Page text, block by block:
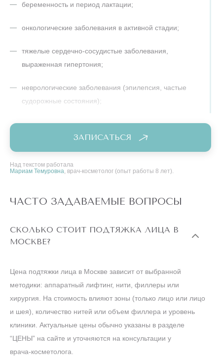
беременность и период лактации;
онкологические заболевания в активной стадии;
тяжелые сердечно‑сосудистые заболевания,
выраженная гипертония;
неврологические заболевания (эпилепсия, частые
судорожные состояния);
выраженные системные заболевания соединительной
ткани, декомпенсированный сахарный диабет;
наличие кардиостимулятора или других электронных
имплантатов;
металлические импланты в зоне предполагаемого
острые воспалительные процессы и инфекции, в том
нарушение чувствительности кожи в зоне воздействия.
беременность и лактация;
онкологические заболевания;
ЗАПИСАТЬСЯ
Над текстом работала
Мариам Темуровна, врач-косметолог (опыт работы 8 лет).
ЧАСТО ЗАДАВАЕМЫЕ ВОПРОСЫ
СКОЛЬКО СТОИТ ПОДТЯЖКА ЛИЦА В
МОСКВЕ?
Цена подтяжки лица в Москве зависит от выбранной
методики: аппаратный лифтинг, нити, филлеры или
хирургия. На стоимость влияют зоны (только лицо или лицо
и шея), количество нитей или объем филлера и уровень
клиники. Актуальные цены обычно указаны в разделе
“ЦЕНЫ” на сайте и уточняются на консультации у
врача‑косметолога.